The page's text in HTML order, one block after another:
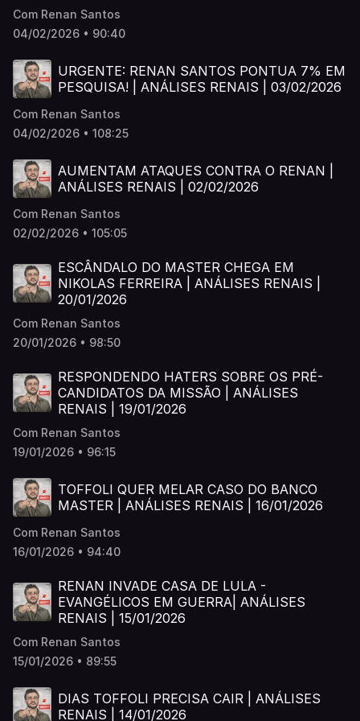
Com Renan Santos
04/02/2026 • 90:40
URGENTE: RENAN SANTOS PONTUA 7% EM
PESQUISA! | ANÁLISES RENAIS | 03/02/2026
Com Renan Santos
04/02/2026 • 108:25
AUMENTAM ATAQUES CONTRA O RENAN |
ANÁLISES RENAIS | 02/02/2026
Com Renan Santos
02/02/2026 • 105:05
ESCÂNDALO DO MASTER CHEGA EM
NIKOLAS FERREIRA | ANÁLISES RENAIS |
20/01/2026
Com Renan Santos
20/01/2026 • 98:50
RESPONDENDO HATERS SOBRE OS PRÉ-
CANDIDATOS DA MISSÃO | ANÁLISES
RENAIS | 19/01/2026
Com Renan Santos
19/01/2026 • 96:15
TOFFOLI QUER MELAR CASO DO BANCO
MASTER | ANÁLISES RENAIS | 16/01/2026
Com Renan Santos
16/01/2026 • 94:40
RENAN INVADE CASA DE LULA -
EVANGÉLICOS EM GUERRA| ANÁLISES
RENAIS | 15/01/2026
Com Renan Santos
15/01/2026 • 89:55
DIAS TOFFOLI PRECISA CAIR | ANÁLISES
RENAIS | 14/01/2026